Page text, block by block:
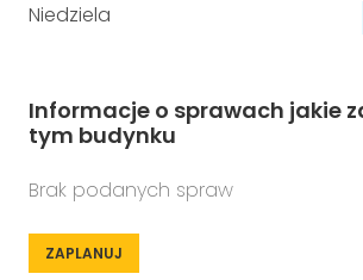
Niedziela
Informacje o sprawach jakie
tym budynku
Brak podanych spraw
ZAPLANUJ